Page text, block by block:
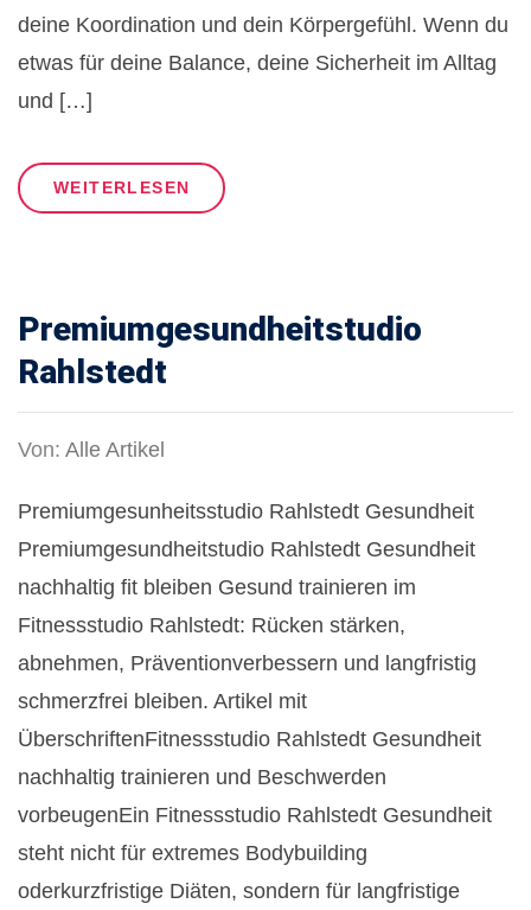
deine Koordination und dein Körpergefühl. Wenn du
etwas für deine Balance, deine Sicherheit im Alltag
und […]
WEITERLESEN
Premiumgesundheitstudio
Rahlstedt
Von: Alle Artikel
Premiumgesunheitsstudio Rahlstedt Gesundheit
Premiumgesundheitstudio Rahlstedt Gesundheit
nachhaltig fit bleiben Gesund trainieren im
Fitnessstudio Rahlstedt: Rücken stärken,
abnehmen, Präventionverbessern und langfristig
schmerzfrei bleiben. Artikel mit
ÜberschriftenFitnessstudio Rahlstedt Gesundheit
nachhaltig trainieren und Beschwerden
vorbeugenEin Fitnessstudio Rahlstedt Gesundheit
steht nicht für extremes Bodybuilding
oderkurzfristige Diäten, sondern für langfristige